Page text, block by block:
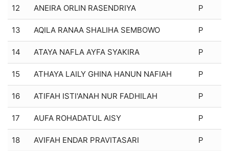
12 ANEIRA ORLIN RASENDRIYA P
13 AQILA RANAA SHALIHA SEMBOWO P
14 ATAYA NAFLA AYFA SYAKIRA P
15 ATHAYA LAILY GHINA HANUN NAFIAH P
16 ATIFAH ISTI'ANAH NUR FADHILAH P
17 AUFA ROHADATUL AISY P
18 AVIFAH ENDAR PRAVITASARI P